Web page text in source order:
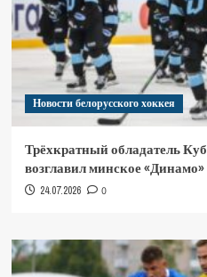
Новости белорусского хоккея
Трёхкратный обладатель
возглавил минское «Динамо»
24.07.2026 0